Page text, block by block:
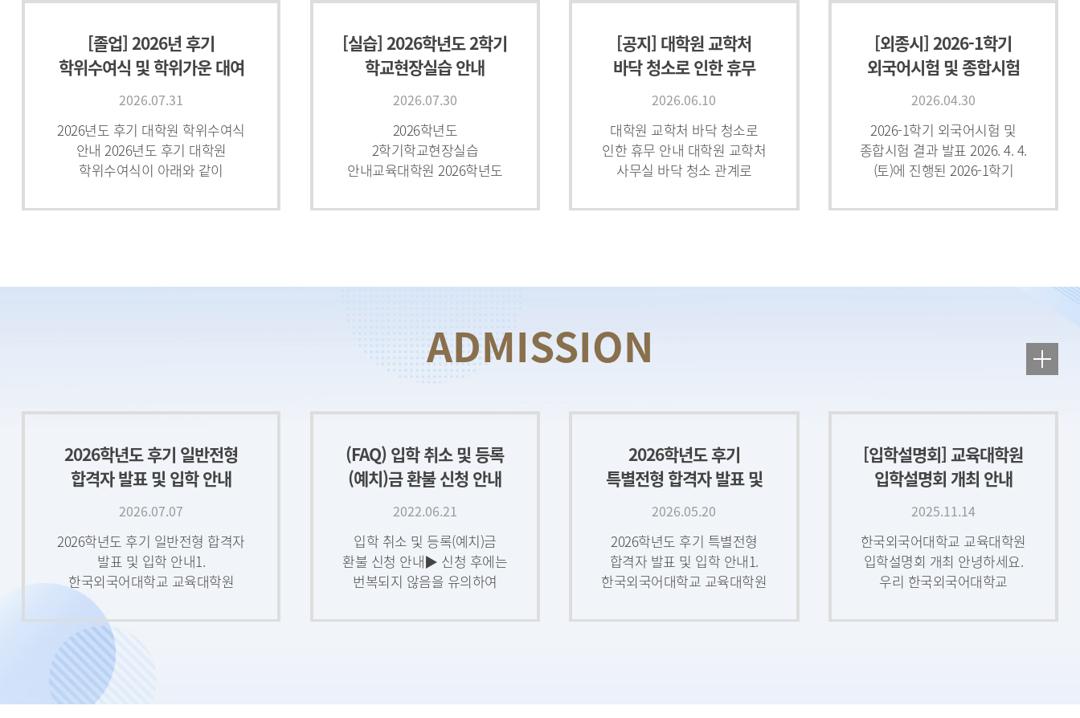
[졸업] 2026년 후기
학위수여식 및 학위가운 대여
등 안내(졸업예정자 명단
2026.07.31
2026년도 후기 대학원 학위수여식
안내 2026년도 후기 대학원
학위수여식이 아래와 같이
빛내주시기 바랍니다. 졸업을
[실습] 2026학년도 2학기
학교현장실습 안내
2026.07.30
2026학년도
2학기학교현장실습
안내교육대학원 2026학년도
다음과 같이 안내합니다. ★★
[공지] 대학원 교학처
바닥 청소로 인한 휴무
안내(6/11)
2026.06.10
대학원 교학처 바닥 청소로
인한 휴무 안내 대학원 교학처
사무실 바닥 청소 관계로
업무에 참고하여 주시기
[외종시] 2026-1학기
외국어시험 및 종합시험
결과 발표
2026.04.30
2026-1학기 외국어시험 및
종합시험 결과 발표 2026. 4. 4.
(토)에 진행된 2026-1학기
종합시험 결과를 아래와 같이
2026학년도 후기 일반전형
합격자 발표 및 입학 안내
(2026.7.10(금) 13:00부
2026.07.07
2026학년도 후기 일반전형 합격자
발표 및 입학 안내1.
한국외국어대학교 교육대학원
입학에 지원하신 모든 분들께 깊은
감사를 드리며, 원하시는 결과
얻으시기를 진심으로 기원합니다
(FAQ) 입학 취소 및 등록
(예치)금 환불 신청 안내
2022.06.21
입학 취소 및 등록(예치)금
환불 신청 안내▶ 신청 후에는
번복되지 않음을 유의하여
본인이 작성하고 서명(또는
2026학년도 후기
특별전형 합격자 발표 및
입학 안내(2026.5.22(금)
2026.05.20
2026학년도 후기 특별전형
합격자 발표 및 입학 안내1.
한국외국어대학교 교육대학원
깊은 감사를 드리며, 원하시는
[입학설명회] 교육대학원
입학설명회 개최 안내
(11/14)
2025.11.14
한국외국어대학교 교육대학원
입학설명회 개최 안녕하세요.
우리 한국외국어대학교
교육대학원 입시를 준비하고
2025학년도 후기
추가전형 면접고사 시간